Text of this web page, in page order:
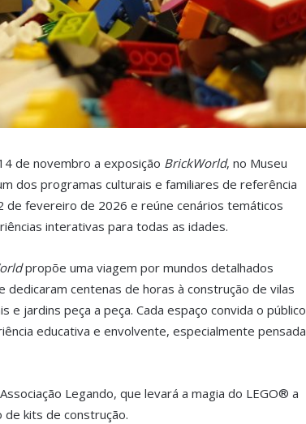
de novembro a exposição BrickWorld, no Museu
dos programas culturais e familiares de referência
fevereiro de 2026 e reúne cenários temáticos
interativas para todas as idades.
propõe uma viagem por mundos detalhados
centenas de horas à construção de vilas
e jardins peça a peça. Cada espaço convida o público
educativa e envolvente, especialmente pensada
Legando, que levará a magia do LEGO® a
kits de construção.